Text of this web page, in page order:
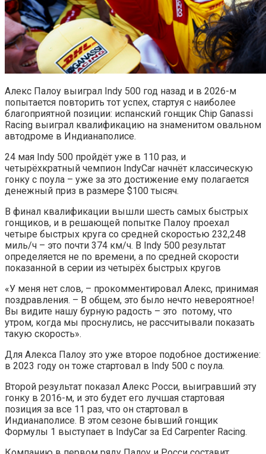
Алекс Палоу выиграл Indy 500 год назад и в 2026-м
попытается повторить тот успех, стартуя с наиболее
благоприятной позиции: испанский гонщик Chip Ganassi
Racing выиграл квалификацию на знаменитом овальном
автодроме в Индианаполисе.
24 мая Indy 500 пройдёт уже в 110 раз, и
четырёхкратный чемпион IndyCar начнёт классическую
гонку с поула – уже за это достижение ему полагается
денежный приз в размере $100 тысяч.
В финал квалификации вышли шесть самых быстрых
гонщиков, и в решающей попытке Палоу проехал
четыре быстрых круга со средней скоростью 232,248
миль/ч – это почти 374 км/ч. В Indy 500 результат
определяется не по времени, а по средней скорости
показанной в серии из четырёх быстрых кругов
«У меня нет слов, – прокомментировал Алекс, принимая
поздравления. – В общем, это было нечто невероятное!
Вы видите нашу бурную радость – это потому, что
утром, когда мы проснулись, не рассчитывали показать
такую скорость».
Для Алекса Палоу это уже второе подобное достижение:
в 2023 году он тоже стартовал в Indy 500 с поула.
Второй результат показал Алекс Росси, выигравший эту
гонку в 2016-м, и это будет его лучшая стартовая
позиция за все 11 раз, что он стартовал в
Индианаполисе. В этом сезоне бывший гонщик
Формулы 1 выступает в IndyCar за Ed Carpenter Racing.